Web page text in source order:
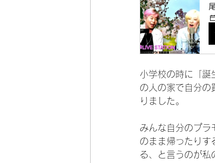
小学校の時に「誕
の人の家で自分の
りました。
みんな自分のプラ
のまま帰ったりす
る、と言うのが私